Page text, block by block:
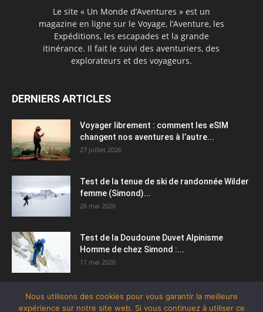
Le site « Un Monde d’Aventures » est un
magazine en ligne sur le Voyage, l’Aventure, les
Expéditions, les escapades et la grande
itinérance. Il fait le suivi des aventuriers, des
explorateurs et des voyageurs.
DERNIERS ARTICLES
Voyager librement : comment les eSIM
changent nos aventures à l’autre...
27 juillet 2026
Test de la tenue de ski de randonnée Wilder
femme (Simond)...
26 mai 2026
Test de la Doudoune Duvet Alpinisme
Homme de chez Simond :...
11 mai 2026
Nous utilisons des cookies pour vous garantir la meilleure
expérience sur notre site web. Si vous continuez à utiliser ce